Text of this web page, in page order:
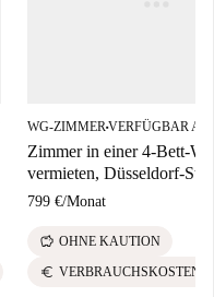
WG-ZIMMER■VERFÜGBAR AB
Zimmer in einer 4-Bett-
vermieten, Düsseldorf-
799 €/Monat
savings OHNE KAUTION
euro VERBRAUCHSKOSTEN